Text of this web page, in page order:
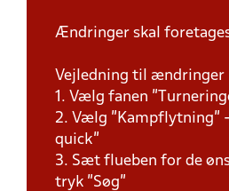
Ændringer skal
Vejledning til ændringer
1. Vælg fanen
2. Vælg "Kampflytning"
quick"
3. Sæt flueben for de
tryk "Søg"